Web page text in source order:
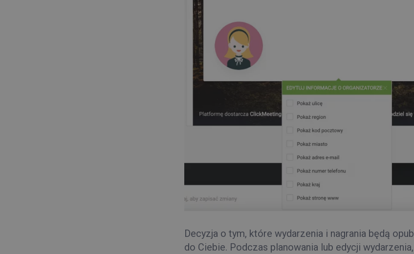
Decyzja o tym, które wydarzenia i nagrania będą
do Ciebie. Podczas planowania lub edycji